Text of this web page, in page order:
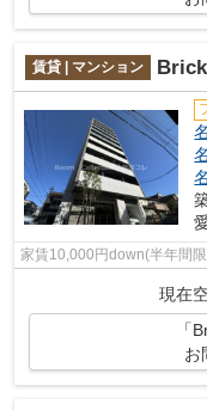
賃貸 | マンション
家賃10,000円down(半年間
現在
「
お